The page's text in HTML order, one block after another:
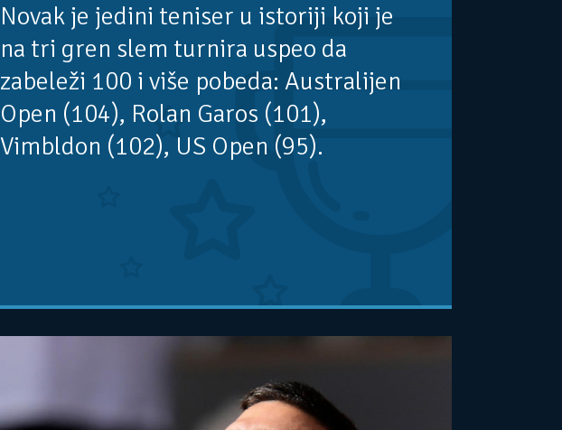
Novak je jedini teniser u istoriji koji je
na tri gren slem turnira uspeo da
zabeleži 100 i više pobeda: Australijen
Open (104), Rolan Garos (101),
Vimbldon (102), US Open (95).